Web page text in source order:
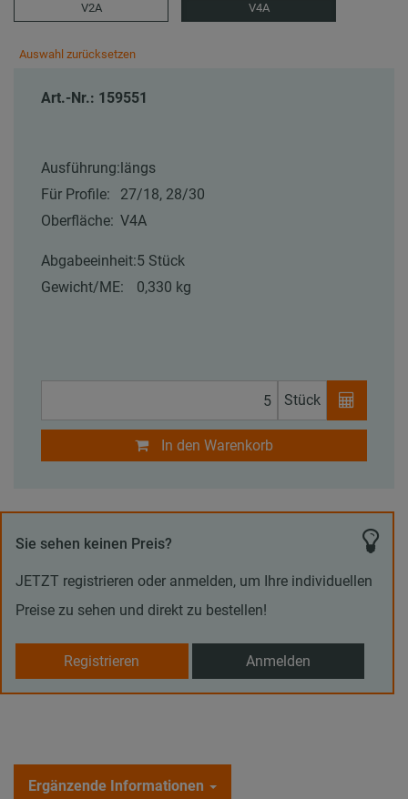
V2A V4A
Auswahl zurücksetzen
Art.-Nr.: 159551
Ausführung: längs
Für Profile:
27/18, 28/30
Oberfläche: V4A
Abgabeeinheit:5 Stück
Gewicht/ME:
0,330 kg
Stück
In den Warenkorb
Sie sehen keinen Preis?
JETZT registrieren oder anmelden, um Ihre individuellen
Preise zu sehen und direkt zu bestellen!
Registrieren Anmelden
Ergänzende Informationen